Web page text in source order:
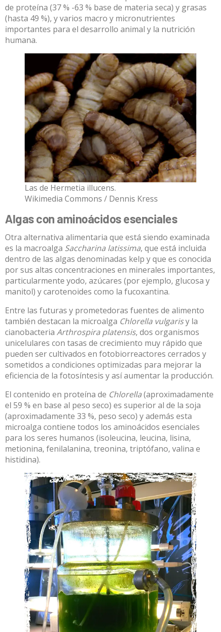
de proteína (37 % -63 % base de materia seca) y grasas
(hasta 49 %), y varios macro y micronutrientes
importantes para el desarrollo animal y la nutrición
humana.
Las de Hermetia illucens.
Wikimedia Commons / Dennis Kress
Algas con aminoácidos esenciales
Otra alternativa alimentaria que está siendo examinada
es la macroalga Saccharina latissima, que está incluida
dentro de las algas denominadas kelp y que es conocida
por sus altas concentraciones en minerales importantes,
particularmente yodo, azúcares (por ejemplo, glucosa y
manitol) y carotenoides como la fucoxantina.
Entre las futuras y prometedoras fuentes de alimento
también destacan la microalga Chlorella vulgarisy la
cianobacteria Arthrospira platensis, dos organismos
unicelulares con tasas de crecimiento muy rápido que
pueden ser cultivados en fotobiorreactores cerrados y
sometidos a condiciones optimizadas para mejorar la
eficiencia de la fotosíntesis y así aumentar la producción.
El contenido en proteína de Chlorella(aproximadamente
el 59 % en base al peso seco) es superior al de la soja
(aproximadamente 33 %, peso seco) y además esta
microalga contiene todos los aminoácidos esenciales
para los seres humanos (isoleucina, leucina, lisina,
metionina, fenilalanina, treonina, triptófano, valina e
histidina).